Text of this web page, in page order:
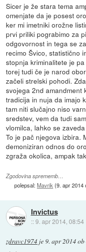
Sicer je že stara tema
omenjate da je posest
ker mi imetniki orožne
prvi priliki pograbimo za
odgovornost in tega se
recimo Švico, statistično
stopnja kriminalitete je
torej tudi če je narod
začeli strelski pohodi.
svojega 2nd amandment
tradicija in nuja da imajo
tam niti slučajno niso
sredstev, vem da tudi
vlomilca, lahko se
To je pač njegova izbira.
demoniziran odnos do
zgraža okolica, ampak
Zgodovina sprememb…
polepsal:Mavrik (9. apr 2014
Invictus
::9. apr 2014, 08:54
zdravc1974 je9. apr 2014